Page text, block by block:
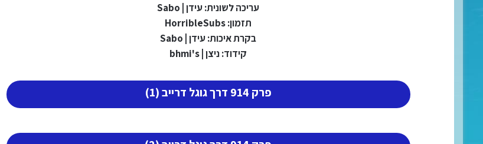
עריכה לשונית: עידן | Sabo
תזמון: HorribleSubs
בקרת איכות: עידן | Sabo
קידוד: ניצן | bhmi's
פרק 914 דרך גוגל דרייב (1)